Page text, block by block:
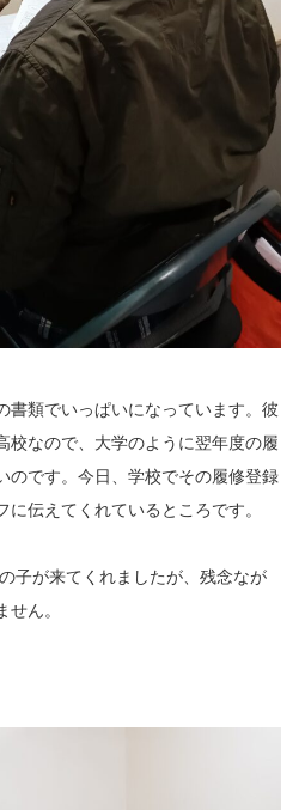
書類でいっぱいになっています。彼
校なので、大学のように翌年度の履
のです。今日、学校でその履修登録
伝えてくれているところです。
子が来てくれましたが、残念なが
ん。